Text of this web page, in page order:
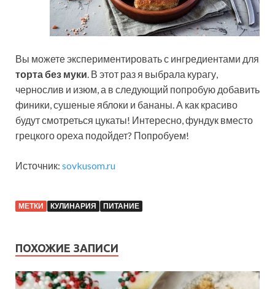
Вы можете экспериментировать с ингредиентами для
торта без муки . В этот раз я выбрала курагу,
чернослив и изюм, а в следующий попробую добавить
финики, сушеные яблоки и бананы. А как красиво
будут смотреться цукаты! Интересно, фундук вместо
грецкого ореха подойдет? Попробуем!
Источник: sovkusom.ru
МЕТКИ КУЛИНАРИЯ ПИТАНИЕ
ПОХОЖИЕ ЗАПИСИ